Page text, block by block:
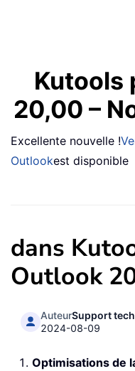
Kutools
20,00 –
Excellente nouvelle !
Outlookest disponible
dans
Outlook
AuteurSupport
2024-08-09
Optimisations de